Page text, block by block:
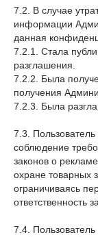
7.2. В случае
информации
данная
7.2.1. Стала
разглашения.
7.2.2. Была
получения
7.2.3. Была
7.3. Пользователь
соблюдение
законов о
охране товарных
ограничиваясь
ответственность
7.4. Пользователь